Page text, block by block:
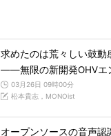
求めたのは荒々しい鼓動
――無限の新開発OHVエ
03月26日 09時00分
松本貴志，MONOist
オープンソースの音声認